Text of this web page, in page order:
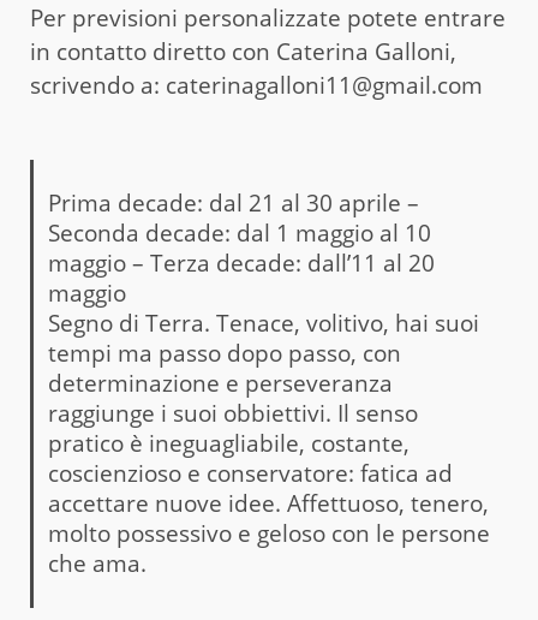
Per previsioni personalizzate potete entrare
in contatto diretto con Caterina Galloni,
scrivendo a: caterinagalloni11@gmail.com
Prima decade: dal 21 al 30 aprile –
Seconda decade: dal 1 maggio al 10
maggio – Terza decade: dall’11 al 20
maggio
Segno di Terra. Tenace, volitivo, hai suoi
tempi ma passo dopo passo, con
determinazione e perseveranza
raggiunge i suoi obbiettivi. Il senso
pratico è ineguagliabile, costante,
coscienzioso e conservatore: fatica ad
accettare nuove idee. Affettuoso, tenero,
molto possessivo e geloso con le persone
che ama.